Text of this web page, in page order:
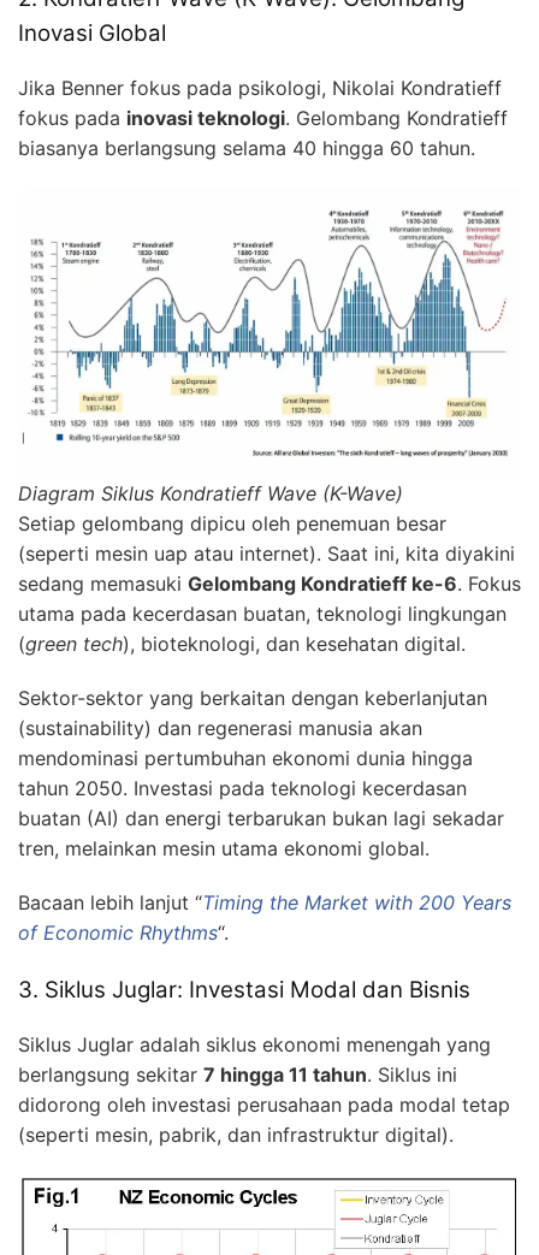
Inovasi Global
Jika Benner fokus pada psikologi, Nikolai Kondratieff
fokus pada inovasi teknologi. Gelombang Kondratieff
biasanya berlangsung selama 40 hingga 60 tahun.
Diagram Siklus Kondratieff Wave (K-Wave)
Setiap gelombang dipicu oleh penemuan besar
(seperti mesin uap atau internet). Saat ini, kita diyakini
sedang memasuki Gelombang Kondratieff ke-6. Fokus
utama pada kecerdasan buatan, teknologi lingkungan
(green tech), bioteknologi, dan kesehatan digital.
Sektor-sektor yang berkaitan dengan keberlanjutan
(sustainability) dan regenerasi manusia akan
mendominasi pertumbuhan ekonomi dunia hingga
tahun 2050. Investasi pada teknologi kecerdasan
buatan (AI) dan energi terbarukan bukan lagi sekadar
tren, melainkan mesin utama ekonomi global.
Bacaan lebih lanjut “Timing the Market with 200 Years
of Economic Rhythms“.
3. Siklus Juglar: Investasi Modal dan Bisnis
Siklus Juglar adalah siklus ekonomi menengah yang
berlangsung sekitar 7 hingga 11 tahun. Siklus ini
didorong oleh investasi perusahaan pada modal tetap
(seperti mesin, pabrik, dan infrastruktur digital).